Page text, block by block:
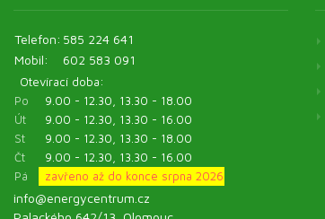
Telefon: 585 224 641
Mobil:
602 583 091
Otevírací doba:
Po
9.00 - 12.30, 13.30 - 18.00
Út
9.00 - 12.30, 13.30 - 16.00
St
9.00 - 12.30, 13.30 - 18.00
Čt
9.00 - 12.30, 13.30 - 16.00
Pá
zavřeno až do konce srpna 2026
info@energycentrum.cz